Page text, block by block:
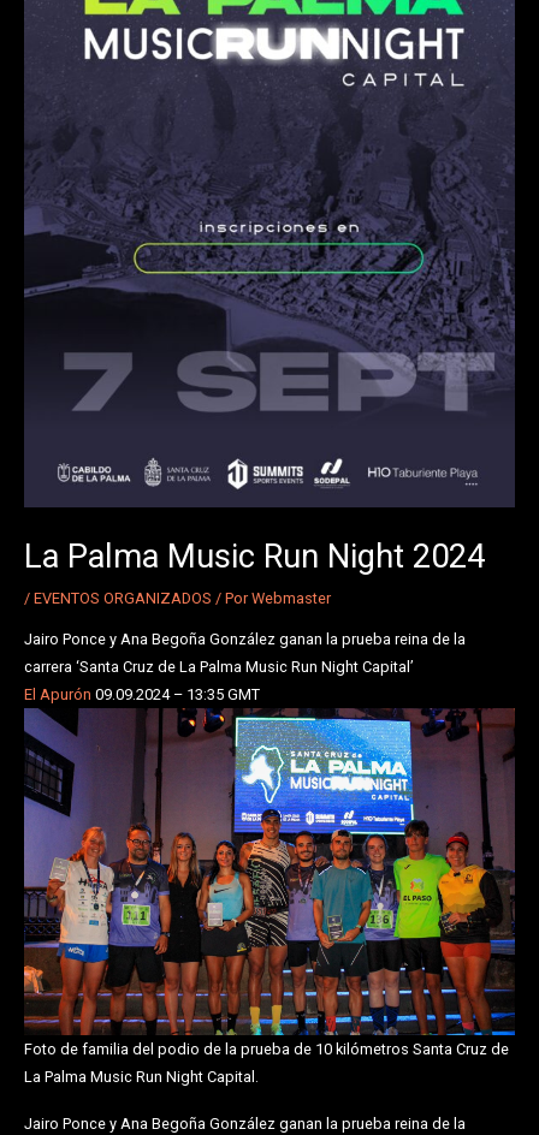
La Palma Music Run Night 2024
/ EVENTOS ORGANIZADOS / Por Webmaster
Jairo Ponce y Ana Begoña González ganan la prueba reina de la
carrera ‘Santa Cruz de La Palma Music Run Night Capital’
El Apurón 09.09.2024 – 13:35 GMT
Foto de familia del podio de la prueba de 10 kilómetros Santa Cruz de
La Palma Music Run Night Capital.
Jairo Ponce y Ana Begoña González ganan la prueba reina de la